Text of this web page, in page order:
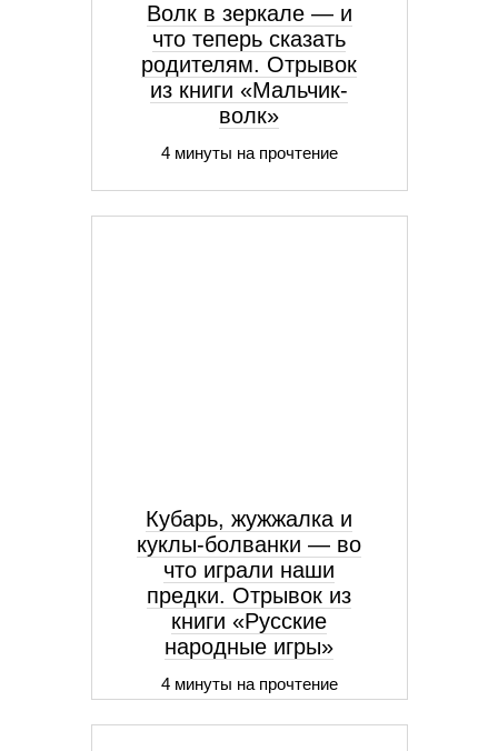
Волк в зеркале — и
что теперь сказать
родителям. Отрывок
из книги «Мальчик-
волк»
4 минуты на прочтение
Кубарь, жужжалка и
куклы-болванки — во
что играли наши
предки. Отрывок из
книги «Русские
народные игры»
4 минуты на прочтение